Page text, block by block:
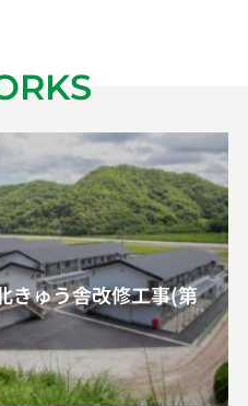
きゅう舎改修工事(第